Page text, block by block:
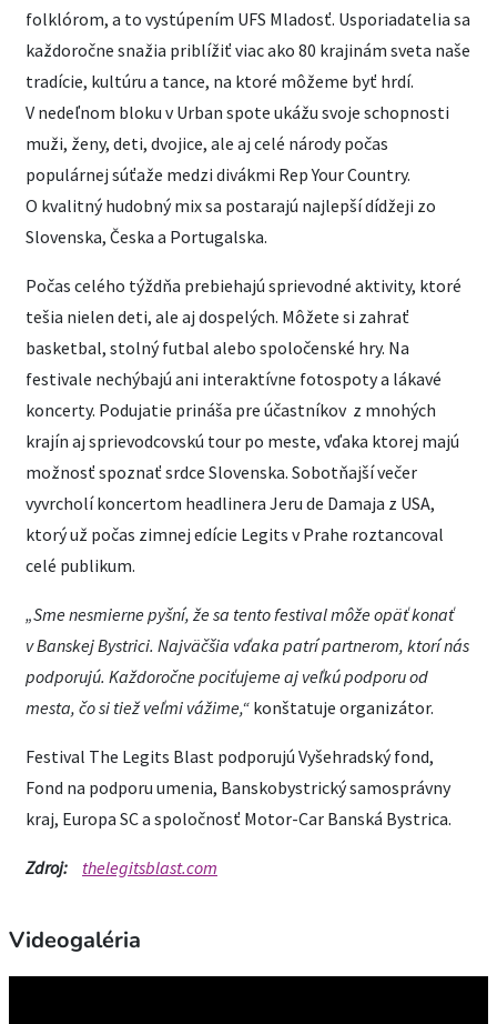
folklórom, a to vystúpením UFS Mladosť. Usporiadatelia sa
každoročne snažia priblížiť viac ako 80 krajinám sveta naše
tradície, kultúru a tance, na ktoré môžeme byť hrdí.
V nedeľnom bloku v Urban spote ukážu svoje schopnosti
muži, ženy, deti, dvojice, ale aj celé národy počas
populárnej súťaže medzi divákmi Rep Your Country.
O kvalitný hudobný mix sa postarajú najlepší dídžeji zo
Slovenska, Česka a Portugalska.
Počas celého týždňa prebiehajú sprievodné aktivity, ktoré
tešia nielen deti, ale aj dospelých. Môžete si zahrať
basketbal, stolný futbal alebo spoločenské hry. Na
festivale nechýbajú ani interaktívne fotospoty a lákavé
koncerty. Podujatie prináša pre účastníkov z mnohých
krajín aj sprievodcovskú tour po meste, vďaka ktorej majú
možnosť spoznať srdce Slovenska. Sobotňajší večer
vyvrcholí koncertom headlinera Jeru de Damaja z USA,
ktorý už počas zimnej edície Legits v Prahe roztancoval
celé publikum.
„Smenesmiernepyšní, že sa tento festival môže opäť konať
v Banskej Bystrici. Najväčšia vďaka patrí partnerom, ktorí nás
podporujú. Každoročne pociťujeme aj veľkú podporu od
mesta, čo si tiež veľmi vážime,“ konštatuje organizátor.
Festival The Legits Blast podporujú Vyšehradský fond,
Fond na podporu umenia, Banskobystrický samosprávny
kraj, Europa SC a spoločnosť Motor-Car Banská Bystrica.
Zdroj: thelegitsblast.com
Videogaléria